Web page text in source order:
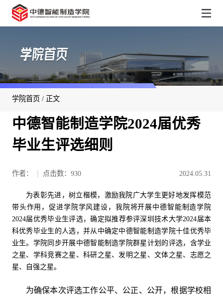
学院首页
学院首页 / 正文
中德智能制造学院2024届优秀
毕业生评选细则
作者： 点击数：930 2024.05.31
为表彰先进，树立楷模，激励我院广大学生更好地发挥模范
带头作用，促进学院学风建设，我院将开展中德智能制造学院
2024届优秀毕业生评选，确定拟推荐参评深圳技术大学2024届本
科优秀毕业生的人选，并从中确定中德智能制造学院十佳优秀毕
业生。学院同步开展中德智能制造学院群星计划的评选，含学业
之星、学科竞赛之星、科研之星、发明之星、文体之星、志愿之
星、自强之星。
为确保本次评选工作公平、公正、公开，根据学校相